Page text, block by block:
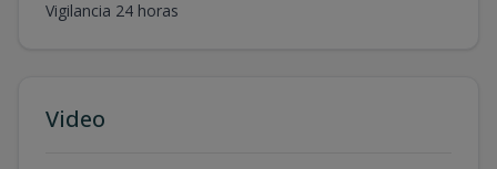
Vigilancia 24 horas
Video